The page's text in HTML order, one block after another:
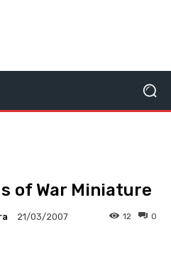
of War Miniature
21/03/2007 0
12